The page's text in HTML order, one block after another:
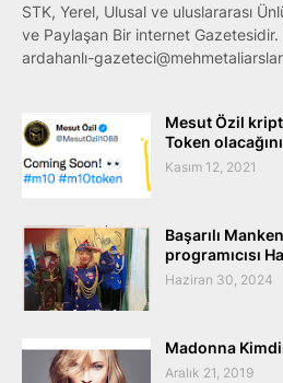
STK, Yerel, Ulusal ve uluslararası
ve Paylaşan Bir internet
ardahanlı-
Mesut Özil
Token
Kasım 12, 2021
Başarılı
programıcısı
Haziran 30, 2024
Madonna
Aralık 21, 2019